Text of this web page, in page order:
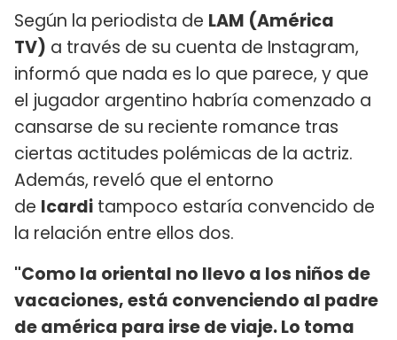
Según la periodista de LAM (América
TV) a través de su cuenta de Instagram,
informó que nada es lo que parece, y que
el jugador argentino habría comenzado a
cansarse de su reciente romance tras
ciertas actitudes polémicas de la actriz.
Además, reveló que el entorno
de Icardi tampoco estaría convencido de
la relación entre ellos dos.
"Como la oriental no llevo a los niños de
vacaciones, está convenciendo al padre
de américa para irse de viaje. Lo toma